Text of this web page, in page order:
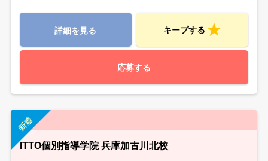
詳細を見る キープする
応募する
ITTO個別指導学院 兵庫加古川北校